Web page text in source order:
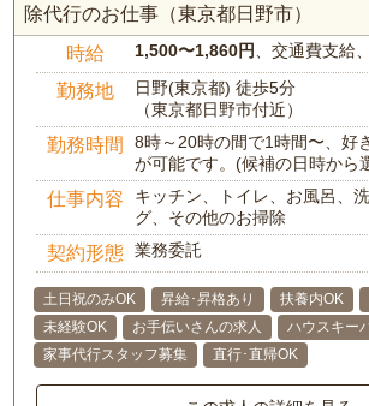
除代行のお仕事（東京都日野市）
時給 1,500〜1,860円 、交通費支給
勤務地
日野(東京都) 徒歩5分
（東京都日野市付近）
勤務時間
8時～20時の間で1時間〜、好
が可能です。(候補の日時から
仕事内容
キッチン、トイレ、お風呂、
グ、その他のお掃除
契約形態 業務委託
土日祝のみOK 昇給･昇格あり 扶養内OK
未経験OK
お手伝いさんの求人
ハウスキー
家事代行スタッフ募集
直行･直帰OK